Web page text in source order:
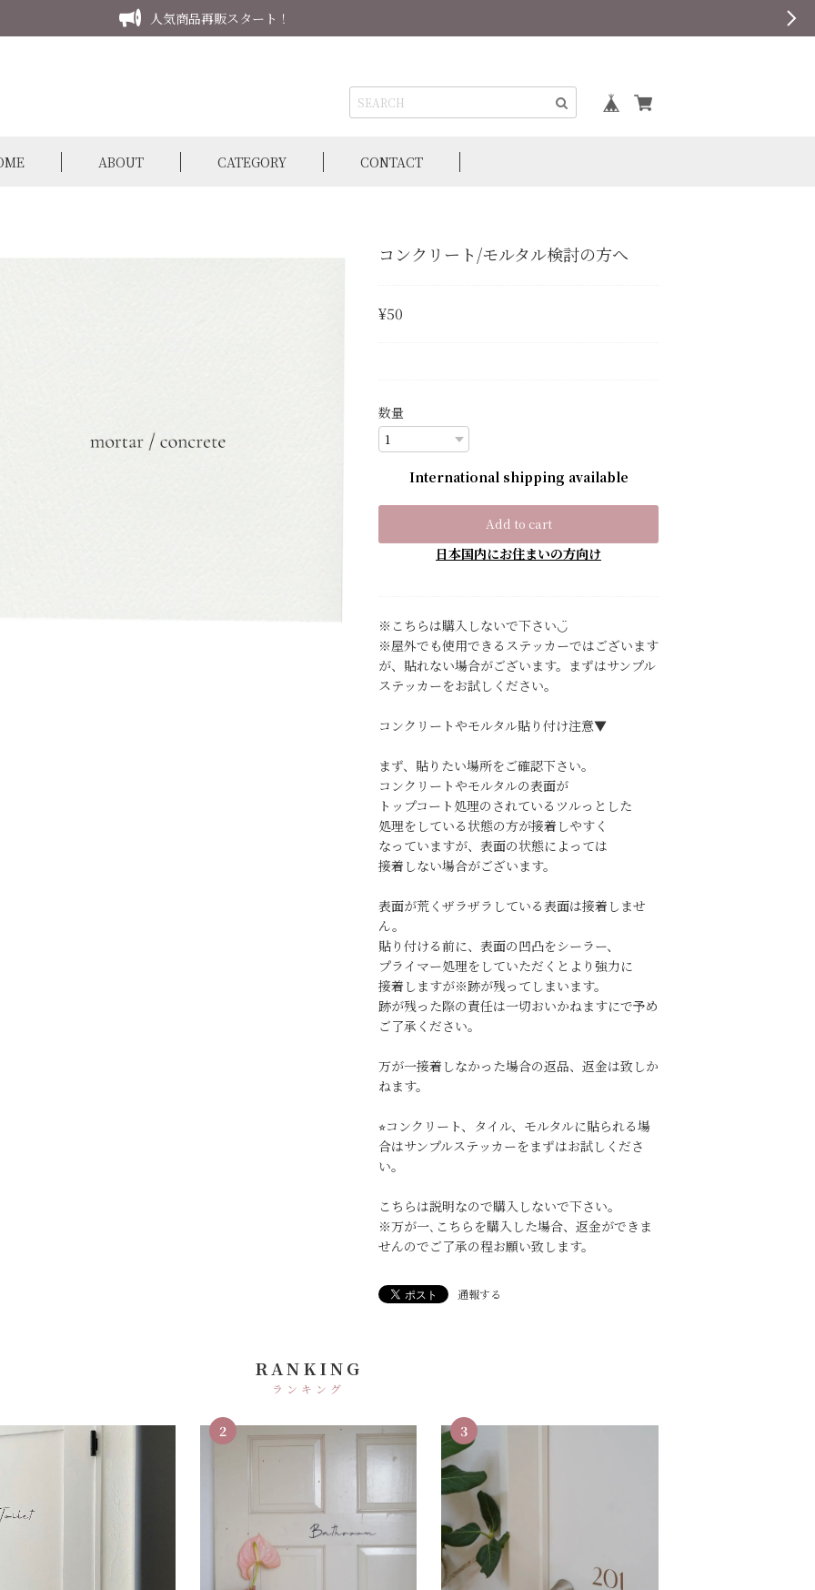
人気商品再販スタート！
ABOUT CATEGORY CONTACT
コンクリート/モルタル検討の方へ
¥50
数量
International shipping available
Add to cart
日本国内にお住まいの方向け
※こちらは購入しないで下さい◡̈
※屋外でも使用できるステッカーではございます
が、貼れない場合がございます。まずはサンプル
ステッカーをお試しください。
コンクリートやモルタル貼り付け注意▼
まず、貼りたい場所をご確認下さい。
コンクリートやモルタルの表面が
トップコート処理のされているツルっとした
処理をしている状態の方が接着しやすく
なっていますが、表面の状態によっては
接着しない場合がございます。
表面が荒くザラザラしている表面は接着しませ
ん。
貼り付ける前に、表面の凹凸をシーラー、
プライマー処理をしていただくとより強力に
接着しますが※跡が残ってしまいます。
跡が残った際の責任は一切おいかねますにで予め
ご了承ください。
万が一接着しなかった場合の返品、返金は致しか
ねます。
⭐︎コンクリート、タイル、モルタルに貼られる場
合はサンプルステッカーをまずはお試しくださ
い。
こちらは説明なので購入しないで下さい。
※万が一､こちらを購入した場合、返金ができま
せんのでご了承の程お願い致します。
通報する
RANKING
ランキング
2 3